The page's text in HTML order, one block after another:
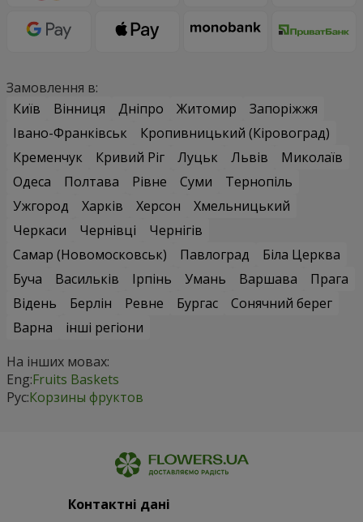
Замовлення в:
Київ
Вінниця Дніпро Житомир
Запоріжжя
Івано-Франківськ
Кропивницький (Кіровоград)
Кременчук
Кривий Ріг Луцьк Львів
Миколаїв
Одеса
Полтава Рівне Суми
Тернопіль
Ужгород
Харків Херсон
Хмельницький
Черкаси
Чернівці
Чернігів
Самар (Новомосковськ)
Павлоград
Біла Церква
Буча
Васильків Ірпінь Умань Варшава
Прага
Відень
Берлін Ревне Бургас
Сонячний берег
Варна
інші регіони
На інших мовах:
Eng:Fruits Baskets
Рус:Корзины фруктов
Контактні дані